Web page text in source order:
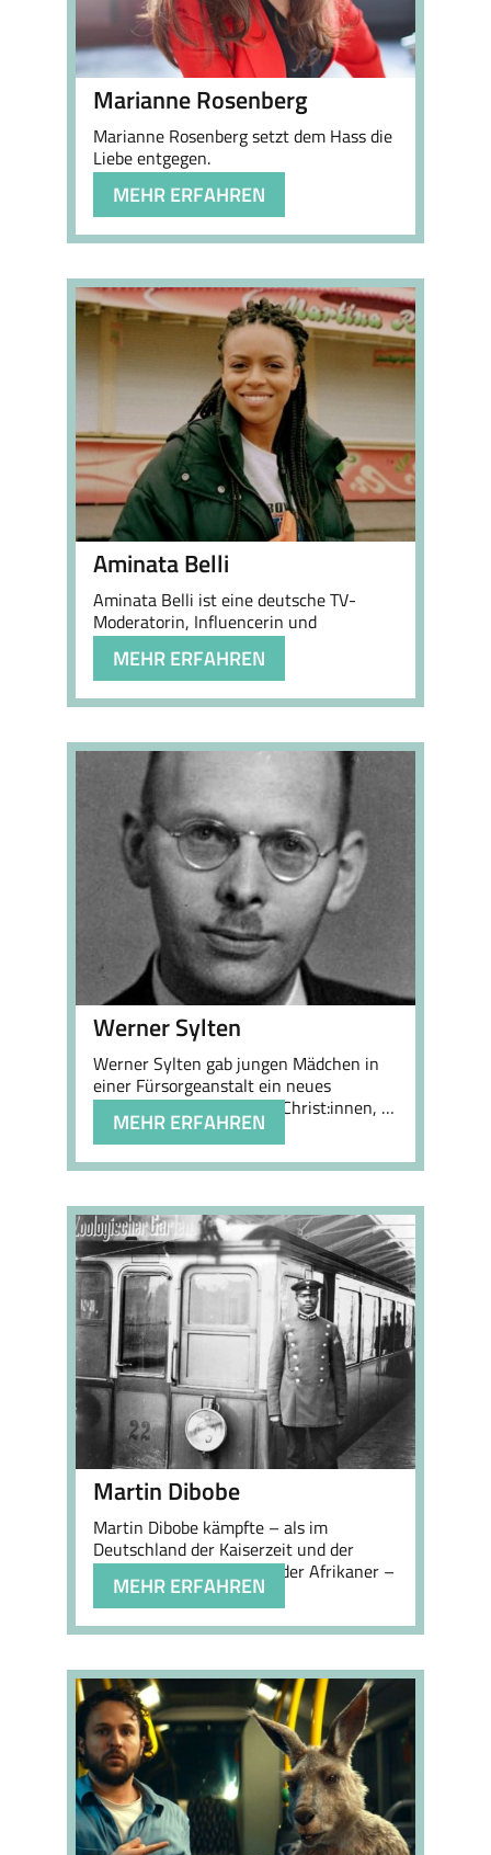
Marianne Rosenberg
Marianne Rosenberg setzt dem Hass die
Liebe entgegen.
MEHR ERFAHREN
Aminata Belli
Aminata Belli ist eine deutsche TV-
Moderatorin, Influencerin und
Modejournalistin, die …
MEHR ERFAHREN
Werner Sylten
WernerSylten gab jungen Mädchen in
einer Fürsorgeanstalt ein neues
Zuhause – später half erChrist:innen, …
MEHR ERFAHREN
Martin Dibobe
Martin Dibobe kämpfte – als im
Deutschland der Kaiserzeit und der
Weimarer Republik lebender Afrikaner –
MEHR ERFAHREN